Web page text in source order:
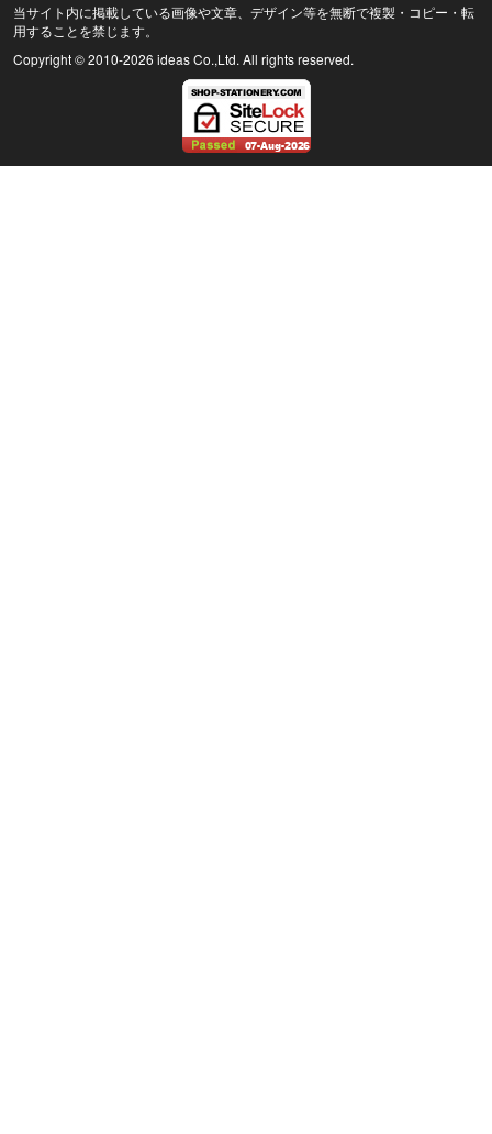
当サイト内に掲載している画像や文章、デザイン等を無断で複製・コピー・転
用することを禁じます。
Copyright © 2010-2026 ideas Co.,Ltd. All rights reserved.